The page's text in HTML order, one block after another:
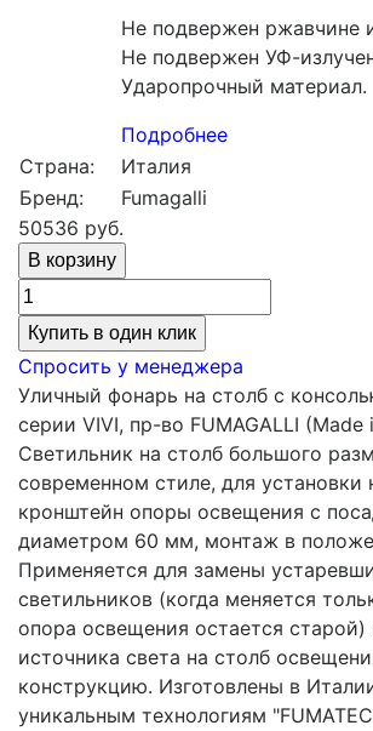
Не подвержен ржавчине
Не подвержен УФ-
Ударопрочный материал.
Подробнее
Страна:
Италия
Бренд:
Fumagalli
50536 руб.
Купить в один клик
Спросить у менеджера
Уличный фонарь на столб с
серии VIVI, пр-во FUMAGALLI (Made
Светильник на столб большого
современном стиле, для установки
кронштейн опоры освещения с
диаметром 60 мм, монтаж в
Применяется для замены
светильников (когда меняется
опора освещения остается старой)
источника света на столб
конструкцию. Изготовлены в
уникальным технологиям